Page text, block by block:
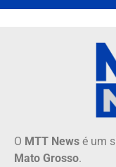
O MTT News é um
Mato Grosso.